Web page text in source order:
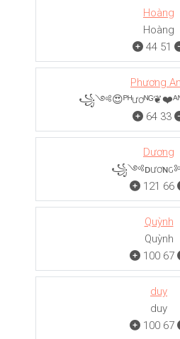
Hoàng
Hoàng
44 51
Phương
64 33
Dương
121 66
Quỳnh
Quỳnh
100 67
duy
duy
100 67